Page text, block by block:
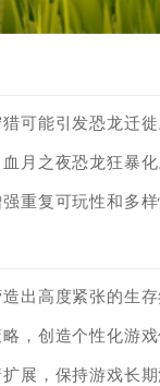
可能引发恐龙迁徙
月之夜恐龙狂暴化
重复可玩性和多样
出高度紧张的生存
，创造个性化游戏
展，保持游戏长期